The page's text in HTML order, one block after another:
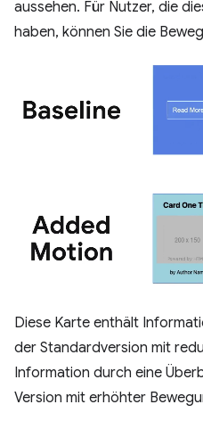
aussehen. Für Nutzer, die
haben, können Sie die
Diese Karte enthält
der Standardversion mit
Information durch eine
Version mit erhöhter